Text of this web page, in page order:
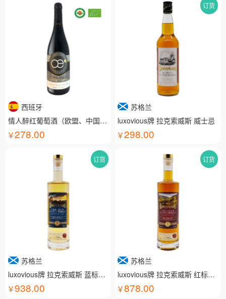
西班牙
情人醉红葡萄酒（欧盟、中国有机认证）
278.00
订货
苏格兰
luxovious牌 拉克索威斯 威士忌
298.00
订货
苏格兰
luxovious牌 拉克索威斯 蓝标威士忌
938.00
订货
苏格兰
luxovious牌 拉克索威斯 红标威士忌
878.00